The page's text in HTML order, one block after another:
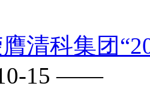
清科集团
15 ——